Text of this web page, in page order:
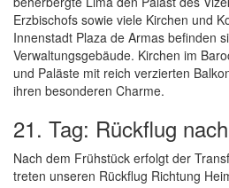
Erzbischofs sowie viele Kirchen und
Innenstadt Plaza de Armas befinden
Verwaltungsgebäude. Kirchen im
und Paläste mit reich verzierten
ihren besonderen Charme.
21. Tag: Rückflug
Nach dem Frühstück erfolgt der
treten unseren Rückflug Richtung